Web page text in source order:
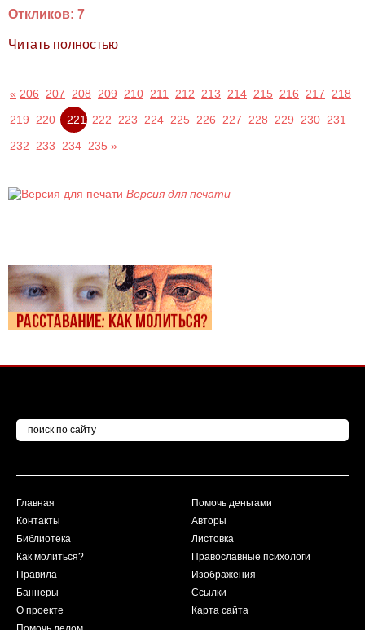
Откликов: 7
Читать полностью
« 206 207 208 209 210 211 212 213 214 215 216 217
218
219
220 221 222 223 224 225 226 227 228 229 230 231
232
233 234 235 »
Версия для печати
Главная
Контакты
Библиотека
Как молиться?
Правила
Баннеры
О проекте
Помочь деньгами
Авторы
Листовка
Православные психологи
Изображения
Ссылки
Карта сайта